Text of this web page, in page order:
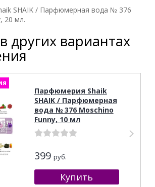
SHAIK / Парфюмерная вода № 376
20 мл.
других вариантах
Парфюмерия Shaik
SHAIK / Парфюмерная
вода № 376 Moschino
Funny, 10 мл
399 руб.